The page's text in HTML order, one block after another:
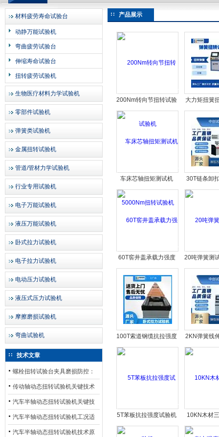
钻杆扭转试验台选型指南：从额定扭矩到加载频率的工况适配
2026-07-23
钻杆扭转试验台选型指南：从额定扭矩到加载频率的工况适配
材料疲劳寿命试验台
动静万能试验机
弯曲疲劳试验台
伸缩寿命试验台
扭转疲劳试验机
生物医疗材料力学试验机
零部件试验机
弹簧类试验机
金属扭转试验机
管道/管材力学试验机
行业专用试验机
电子万能试验机
液压万能试验机
卧式拉力试验机
电子拉力试验机
电动压力试验机
液压式压力试验机
摩擦磨损试验机
弯曲试验机
技术文章
螺栓扭转试验台夹具磨损防控：
材质选型与表面处理的耐用性优
化
传动轴动态扭转试验机关键技术
及产业落地应用
汽车半轴动态扭转试验机关键技
术及产业落地应用
汽车半轴动态扭转试验机工况适
配与质控应用探析
汽车半轴动态扭转试验机技术原
产品展示
200Nm转向节扭转试验
机
大力矩扭簧
生产企
车床芯轴扭矩测试机
5000Nm扭转试验机
30T链条卸
试验机 万
60T窖井盖承载力强度
检测试验机
20吨弹簧测
力试
100T索道钢缆抗拉强度
试验机
2KN弹簧线
验设备生
5T苯板抗拉强度试验机
10KN木材
力强度